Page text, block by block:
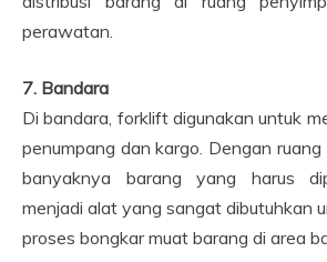
perawatan.
7. Bandara
Di bandara, forklift digunakan untuk
penumpang dan kargo. Dengan
banyaknya barang yang harus
menjadi alat yang sangat dibutuhkan
proses bongkar muat barang di area